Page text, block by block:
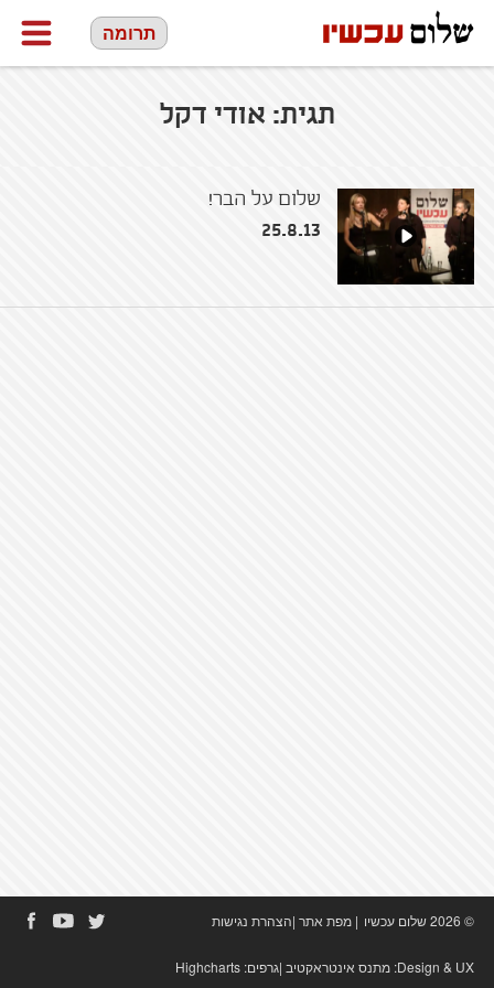
תרומה
תגית: אודי דקל
שלום על הבר!
25.8.13
© 2026 שלום עכשיו | מפת אתר|הצהרת נגישות
Design & UX: מתנס אינטראקטיב|גרפים: Highcharts